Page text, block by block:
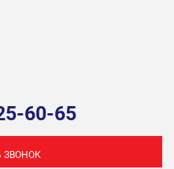
60-65
ЗВОНОК